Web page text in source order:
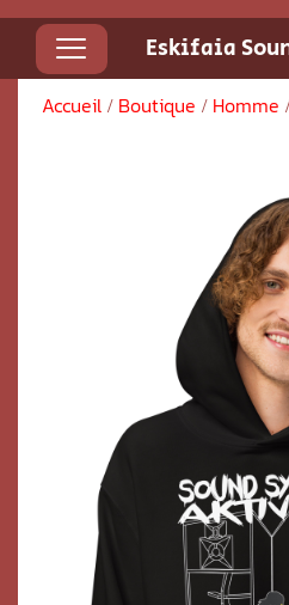
Eskifaia
Accueil/ Boutique / Homme